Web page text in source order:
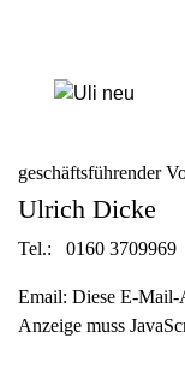
geschäftsführender
Ulrich Dicke
Tel.: 0160 3709969
Email: Diese E-Mail-
Anzeige muss